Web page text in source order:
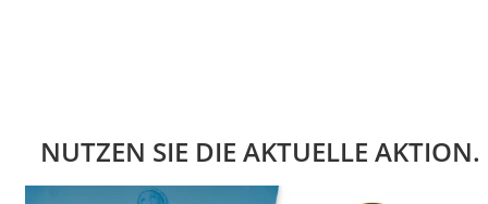
NUTZEN SIE DIE AKTUELLE AKTION.